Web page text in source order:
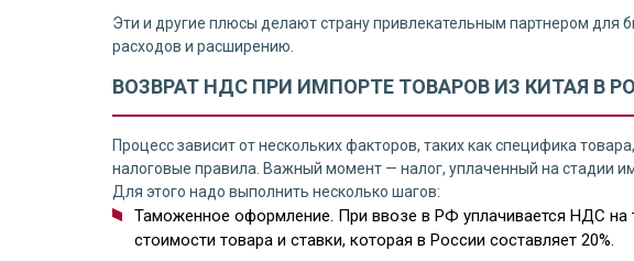
Эти и другие плюсы делают страну привлекательным партнером для
расходов и расширению.
ВОЗВРАТ НДС ПРИ ИМПОРТЕ ТОВАРОВ ИЗ КИТАЯ В
Процесс зависит от нескольких факторов, таких как специфика
налоговые правила. Важный момент — налог, уплаченный на стадии
Для этого надо выполнить несколько шагов:
Таможенное оформление. При ввозе в РФ уплачивается НДС на
стоимости товара и ставки, которая в России составляет 20%.